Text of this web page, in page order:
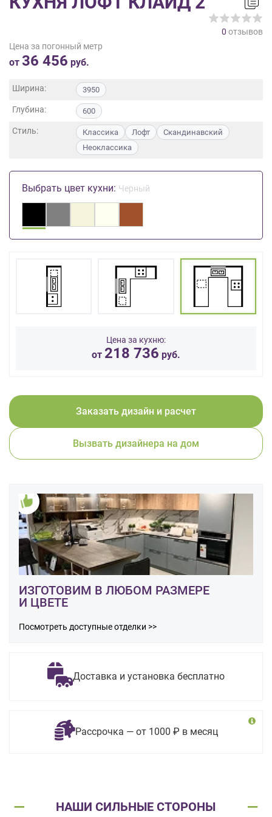
0 отзывов
Цена за погонный метр
от 36 456 руб.
Ширина: 3950
Глубина: 600
Стиль: Классика Лофт
Скандинавский
Неоклассика
Выбрать цвет кухни: Черный
Цена за кухню:
от 218 736 руб.
Заказать дизайн и расчет
Вызвать дизайнера на дом
ИЗГОТОВИМ В ЛЮБОМ РАЗМЕРЕ
И ЦВЕТЕ
Посмотреть доступные отделки >>
Доставка и установка бесплатно
Рассрочка — от 1000 ₽ в месяц
НАШИ СИЛЬНЫЕ СТОРОНЫ
данных ,
Согласие
обработку
данных
порядке
условиях
Политики
персональных